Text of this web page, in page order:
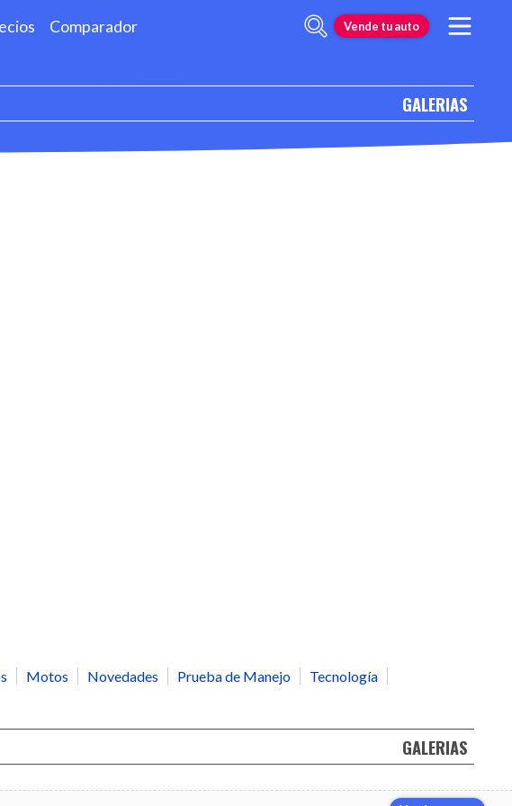
Comparador Vende tu auto
GALERIAS
Motos Novedades Prueba de Manejo
Tecnología
GALERIAS